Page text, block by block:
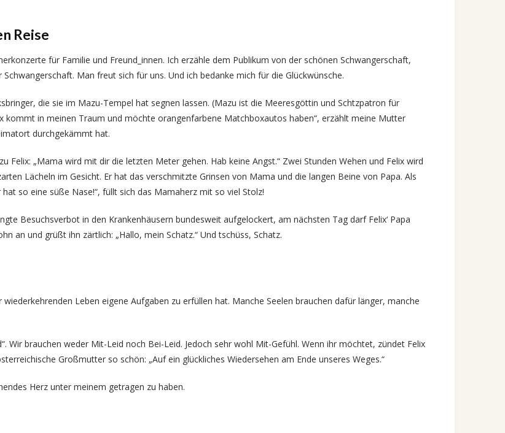
Reise
für Familie und Freund_innen. Ich erzähle dem Publikum von der schönen Schwangerschaft,
Man freut sich für uns. Und ich bedanke mich für die Glückwünsche.
die sie im Mazu-Tempel hat segnen lassen. (Mazu ist die Meeresgöttin und Schtzpatron für
kommt in meinen Traum und möchte orangenfarbene Matchboxautos haben“, erzählt meine Mutter
durchgekämmt hat.
Felix: „Mama wird mit dir die letzten Meter gehen. Hab keine Angst.“ Zwei Stunden Wehen und Felix wird
Lächeln im Gesicht. Er hat das verschmitzte Grinsen von Mama und die langen Beine von Papa. Als
so eine süße Nase!“, füllt sich das Mamaherz mit so viel Stolz!
Besuchsverbot in den Krankenhäusern bundesweit aufgelockert, am nächsten Tag darf Felix‘ Papa
an und grüßt ihn zärtlich: „Hallo, mein Schatz.“ Und tschüss, Schatz.
Leben eigene Aufgaben zu erfüllen hat. Manche Seelen brauchen dafür länger, manche
Wir brauchen weder Mit-Leid noch Bei-Leid. Jedoch sehr wohl Mit-Gefühl. Wenn ihr möchtet, zündet Felix
Großmutter so schön: „Auf ein glückliches Wiedersehen am Ende unseres Weges.“
Herz unter meinem getragen zu haben.